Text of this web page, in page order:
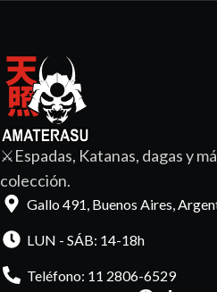
⚔️Espadas, Katanas, dagas y
colección.
Gallo 491, Buenos Aires,
LUN - SÁB: 14-18h
Teléfono: 11 2806-6529